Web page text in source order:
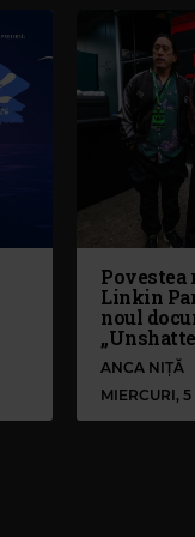
Linkin
noul
ANCA NIȚĂ
MIERCURI,